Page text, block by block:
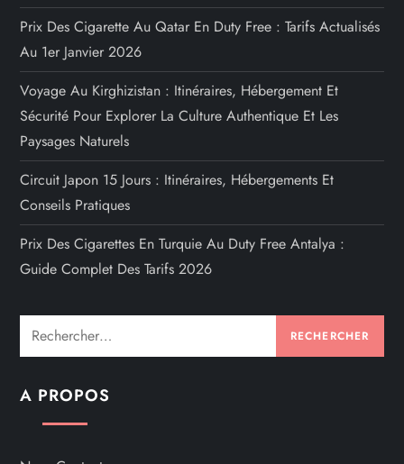
Prix Des Cigarette Au Qatar En Duty Free : Tarifs Actualisés
Au 1er Janvier 2026
Voyage Au Kirghizistan : Itinéraires, Hébergement Et
Sécurité Pour Explorer La Culture Authentique Et Les
Paysages Naturels
Circuit Japon 15 Jours : Itinéraires, Hébergements Et
Conseils Pratiques
Prix Des Cigarettes En Turquie Au Duty Free Antalya :
Guide Complet Des Tarifs 2026
Rechercher :
A PROPOS